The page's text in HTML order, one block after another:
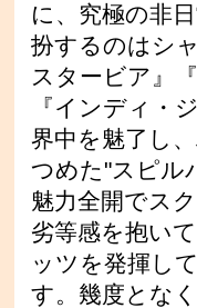
に、究極の非
扮するのはシ
スタービア』
『インディ・
界中を魅了し
つめた"スピル
魅力全開でス
劣等感を抱い
ッツを発揮し
す。幾度とな